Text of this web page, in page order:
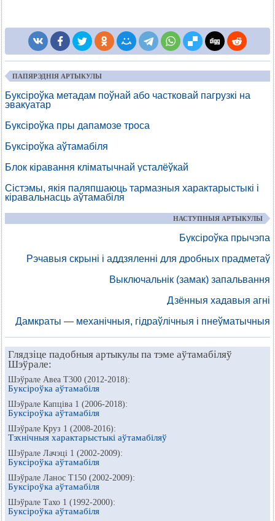
ПАПЯРЭДНІЯ АРТЫКУЛЫ
Буксіроўка метадам поўнай або частковай пагрузкі на
эвакуатар
Буксіроўка пры дапамозе троса
Буксіроўка аўтамабіля
Блок кіравання кліматычнай усталёўкай
Сістэмы, якія паляпшаюць тармазныя характарыстыкі і
кіравальнасць аўтамабіля
НАСТУПНЫЯ АРТЫКУЛЫ
Буксіроўка прычэпа
Рэчавыя скрыні і аддзяленні для дробных прадметаў
Выключальнік (замак) запальвання
Дзённыя хадавыя агні
Дамкраты — механічныя, гідраўлічныя і пнеўматычныя
Глядзіце падобныя артыкулы па тэме аўтамабіляў
Шэўрале:
Шэўрале Авеа Т300 (2012-2018):
Буксіроўка аўтамабіля
Шэўрале Капціва 1 (2006-2018):
Буксіроўка аўтамабіля
Шэўрале Круз 1 (2008-2016):
Тэхнічныя характарыстыкі аўтамабіляў
Шэўрале Лачэці 1 (2002-2009):
Буксіроўка аўтамабіля
Шэўрале Ланос Т150 (2002-2009):
Буксіроўка аўтамабіля
Шэўрале Тахо 1 (1992-2000):
Буксіроўка аўтамабіля